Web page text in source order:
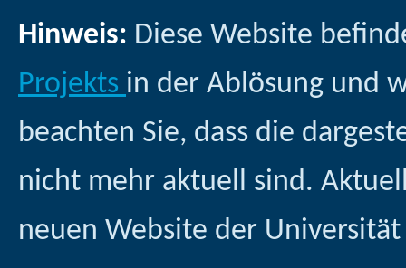
Hinweis: Diese Website
Projekts in der Ablösung und
beachten Sie, dass die
nicht mehr aktuell sind.
neuen Website der